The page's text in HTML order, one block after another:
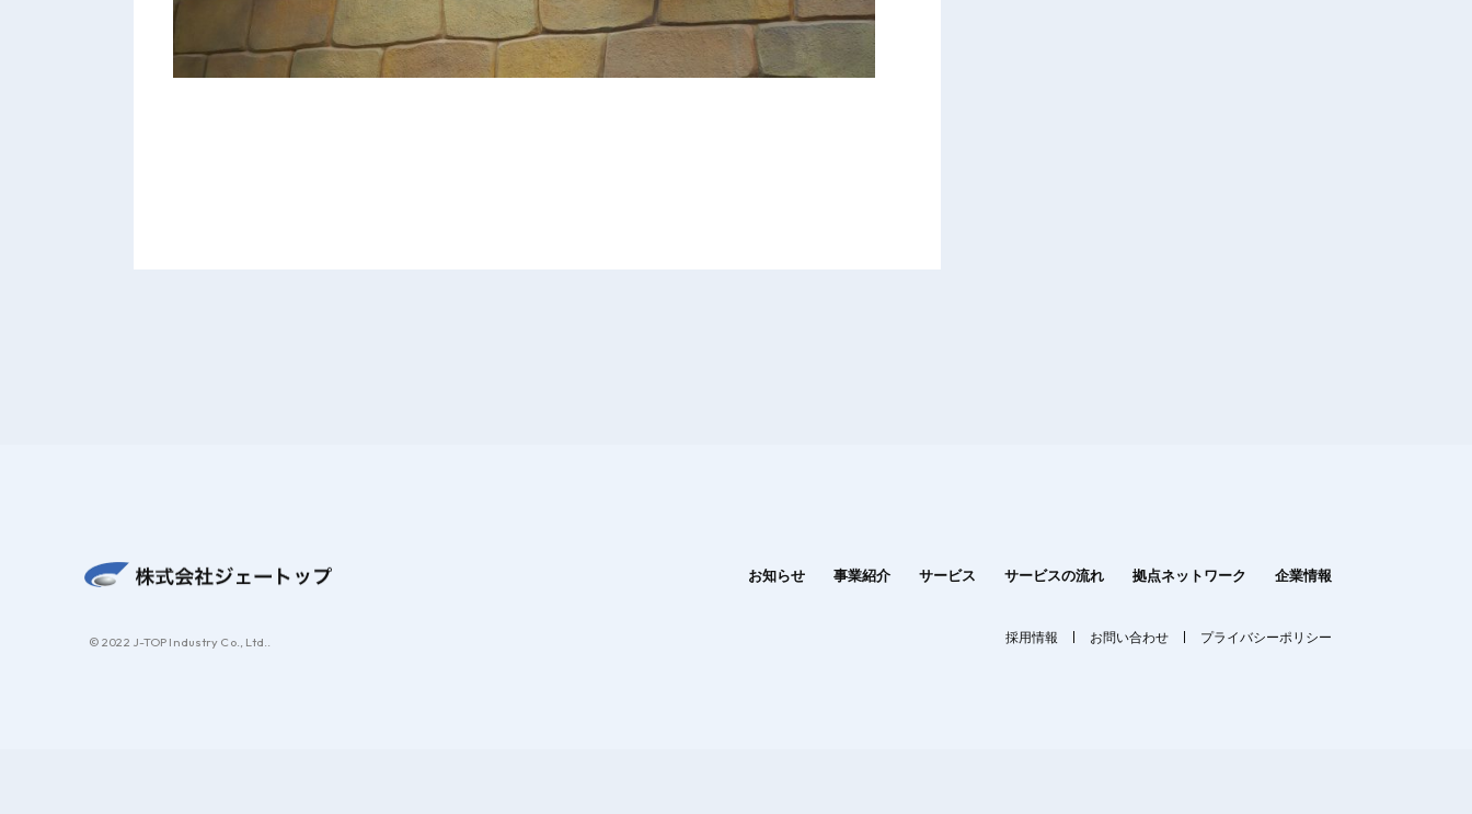
お知らせ 事業紹介 サービス サービスの流れ 拠点ネットワーク 企業情報
採用情報 お問い合わせ プライバシーポリシー
© 2022 J-TOP Industry Co., Ltd..